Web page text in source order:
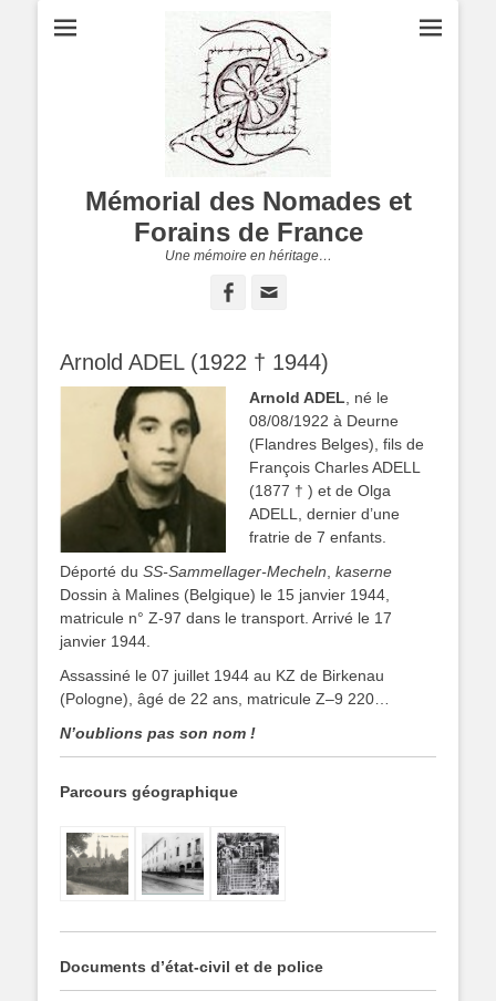
Mémorial des Nomades et
Forains de France
Une mémoire en héritage…
Facebook
Arnold ADEL (1922 † 1944)
Arnold ADEL , né le
08/08/1922 à Deurne
(Flandres Belges), fils de
François Charles ADELL
(1877 † ) et de Olga
ADELL, dernier d’une
fratrie de 7 enfants.
Déporté du SS-Sammellager-Mecheln kaserne
Dossin à Malines (Belgique) le 15 janvier 1944,
matricule n° Z-97 dans le transport. Arrivé le 17
janvier 1944.
Assassiné le 07 juillet 1944 au KZ de Birkenau
(Pologne), âgé de 22 ans, matricule Z–9 220…
N’oublions pas son nom !
Parcours géographique
Documents d’état-civil et de police